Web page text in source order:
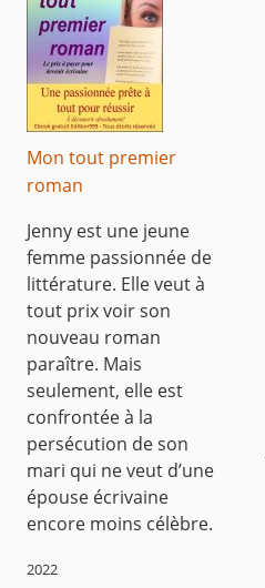
Mon tout premier
roman
Jenny est une jeune
femme passionnée de
littérature. Elle veut à
tout prix voir son
nouveau roman
paraître. Mais
seulement, elle est
confrontée à la
persécution de son
mari qui ne veut d’une
épouse écrivaine
encore moins célèbre.
2022